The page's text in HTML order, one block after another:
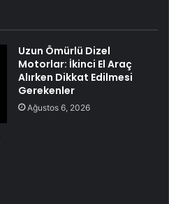
Uzun Ömürlü Dizel
Motorlar: İkinci El Araç
Alırken Dikkat Edilmesi
Gerekenler
Ağustos 6, 2026